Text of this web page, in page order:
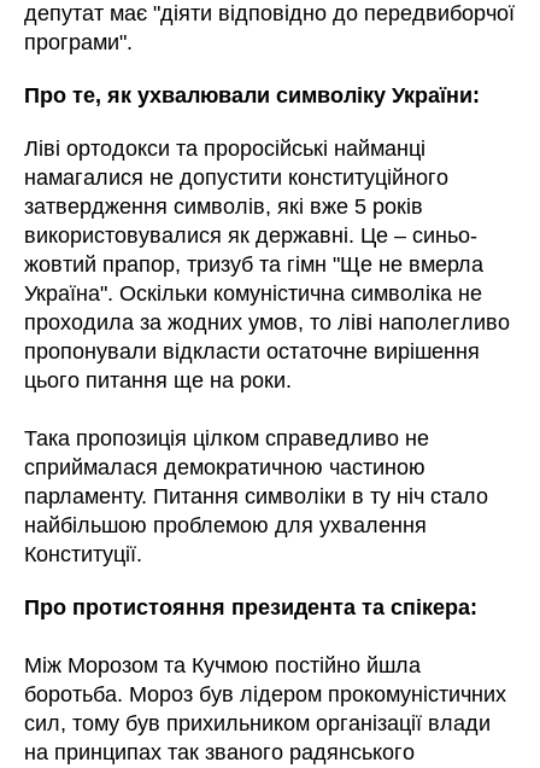
депутат має "діяти відповідно до передвиборчої
програми".
Про те, як ухвалювали символіку України:
Ліві ортодокси та проросійські найманці
намагалися не допустити конституційного
затвердження символів, які вже 5 років
використовувалися як державні. Це – синьо-
жовтий прапор, тризуб та гімн "Ще не вмерла
Україна". Оскільки комуністична символіка не
проходила за жодних умов, то ліві наполегливо
пропонували відкласти остаточне вирішення
цього питання ще на роки.
Така пропозиція цілком справедливо не
сприймалася демократичною частиною
парламенту. Питання символіки в ту ніч стало
найбільшою проблемою для ухвалення
Конституції.
Про протистояння президента та спікера:
Між Морозом та Кучмою постійно йшла
боротьба. Мороз був лідером прокомуністичних
сил, тому був прихильником організації влади
на принципах так званого радянського